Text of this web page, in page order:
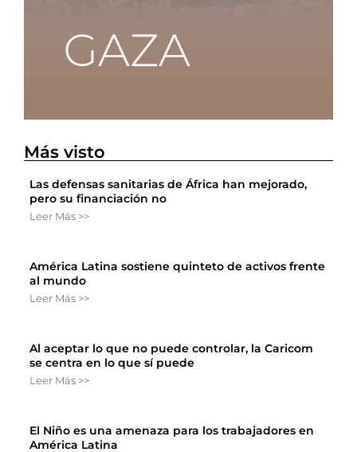
Más visto
Las defensas sanitarias de África han mejorado,
pero su financiación no
Leer Más >>
América Latina sostiene quinteto de activos frente
al mundo
Leer Más >>
Al aceptar lo que no puede controlar, la Caricom
se centra en lo que sí puede
Leer Más >>
El Niño es una amenaza para los trabajadores en
América Latina